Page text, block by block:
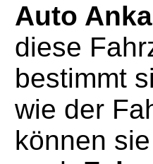
Auto
diese
bestimmt
wie der
können